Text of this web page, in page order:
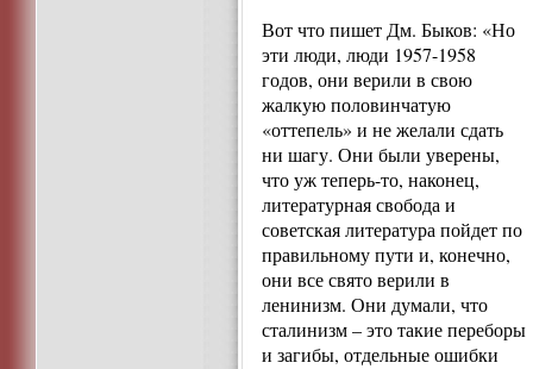
Вот что пишет Дм. Быков: «Но
эти люди, люди 1957-1958
годов, они верили в свою
жалкую половинчатую
«оттепель» и не желали сдать
ни шагу. Они были уверены,
что уж теперь-то, наконец,
литературная свобода и
советская литература пойдет по
правильному пути и, конечно,
они все свято верили в
ленинизм. Они думали, что
сталинизм – это такие переборы
и загибы, отдельные ошибки